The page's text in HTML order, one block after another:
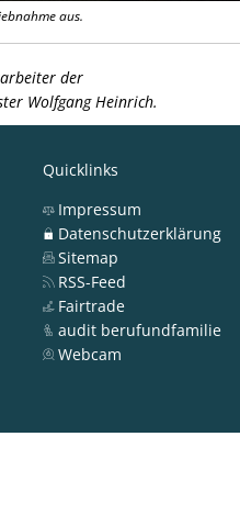
aus.
der
Wolfgang Heinrich.
Quicklinks
Impressum
Datenschutzerklärung
Sitemap
RSS-Feed
Fairtrade
audit berufundfamilie
Webcam